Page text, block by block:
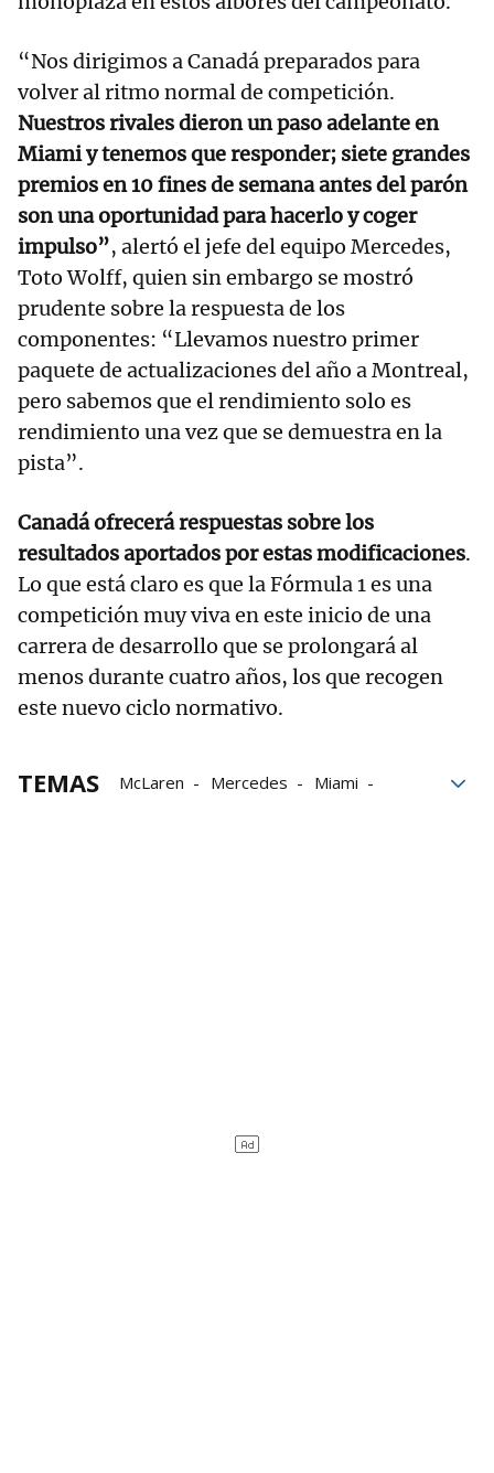
“Nos dirigimos a Canadá preparados para
volver al ritmo normal de competición.
Nuestros rivales dieron un paso adelante en
Miami y tenemos que responder; siete grandes
premios en 10 fines de semana antes del parón
son una oportunidad para hacerlo y coger
impulso”, alertó el jefe del equipo Mercedes,
Toto Wolff, quien sin embargo se mostró
prudente sobre la respuesta de los
componentes: “Llevamos nuestro primer
paquete de actualizaciones del año a Montreal,
pero sabemos que el rendimiento solo es
rendimiento una vez que se demuestra en la
pista”.
Canadá ofrecerá respuestas sobre los
resultados aportados por estas modificaciones.
Lo que está claro es que la Fórmula 1 es una
competición muy viva en este inicio de una
carrera de desarrollo que se prolongará al
menos durante cuatro años, los que recogen
este nuevo ciclo normativo.
TEMAS McLaren Mercedes
Miami